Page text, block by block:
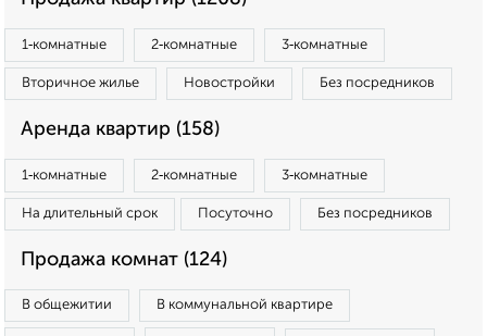
1‑комнатные 2‑комнатные 3‑комнатные
Вторичное жилье Новостройки Без посредников
Аренда квартир (158)
1‑комнатные 2‑комнатные 3‑комнатные
На длительный срок Посуточно Без посредников
Продажа комнат (124)
В общежитии В коммунальной квартире